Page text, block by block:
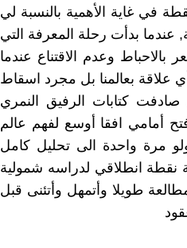
في غاية الأهمية بالنسبة لي
عندما بدأت رحلة المعرفة التي
وعدم الاقتناع عندما
علاقة بعالمنا بل مجرد اسقاط
180 درجة الى أن صادفت كتابات الرفيق النمري
أمامي افقا أوسع لفهم عالم
مرة واحدة الى تحليل كامل
نقطة انطلاقي لدراسه شمولية
طويلا وأتمهل وأتئنى قبل